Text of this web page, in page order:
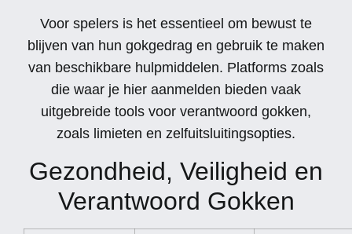
Voor spelers is het essentieel om bewust te
blijven van hun gokgedrag en gebruik te maken
van beschikbare hulpmiddelen. Platforms zoals
die waar je hier aanmelden bieden vaak
uitgebreide tools voor verantwoord gokken,
zoals limieten en zelfuitsluitingsopties.
Gezondheid, Veiligheid en
Verantwoord Gokken